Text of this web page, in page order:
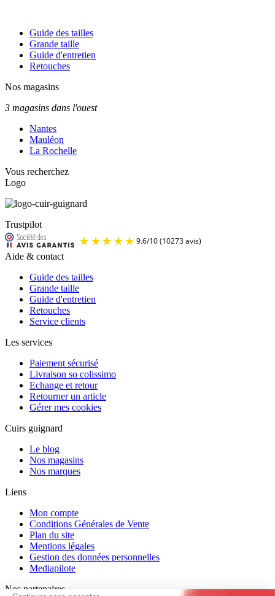
Guide des tailles
Grande taille
Guide d'entretien
Retouches
Nos magasins
3 magasins dans l'ouest
Nantes
Mauléon
La Rochelle
Vous recherchez
Logo
Trustpilot
Aide & contact
Guide des tailles
Grande taille
Guide d'entretien
Retouches
Service clients
Les services
Paiement sécurisé
Livraison so colissimo
Echange et retour
Retourner un article
Gérer mes cookies
Cuirs guignard
Le blog
Nos magasins
Nos marques
Liens
Mon compte
Conditions Générales de Vente
Plan du site
Mentions légales
Gestion des données personnelles
Mediapilote
Nos partenaires